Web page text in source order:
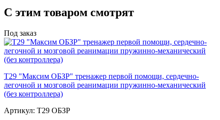
С этим товаром смотрят
Под заказ
Т29 "Максим ОБЗР" тренажер первой помощи, сердечно-
легочной и мозговой реанимации пружинно-механический
(без контроллера)
Артикул: Т29 ОБЗР